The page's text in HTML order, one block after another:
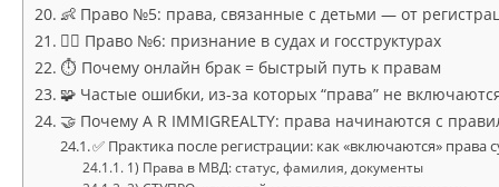
👶 Право №5: права, связанные с детьми — от
🧑‍⚖️ Право №6: признание в судах и госструктурах
⏱️ Почему онлайн брак = быстрый путь к правам
🧩 Частые ошибки, из-за которых “права” не
🤝 Почему A R IMMIGREALTY: права начинаются с
✅ Практика после регистрации: как «включаются» права
1) Права в МВД: статус, фамилия, документы